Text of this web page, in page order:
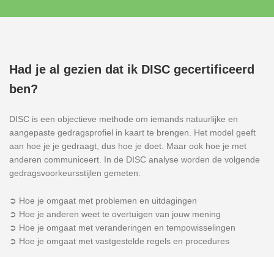
Had je al gezien dat ik DISC gecertificeerd
ben?
DISC is een objectieve methode om iemands natuurlijke en
aangepaste gedragsprofiel in kaart te brengen. Het model geeft
aan hoe je je gedraagt, dus hoe je doet. Maar ook hoe je met
anderen communiceert. In de DISC analyse worden de volgende
gedragsvoorkeursstijlen gemeten:
➲ Hoe je omgaat met problemen en uitdagingen
➲ Hoe je anderen weet te overtuigen van jouw mening
➲ Hoe je omgaat met veranderingen en tempowisselingen
➲ Hoe je omgaat met vastgestelde regels en procedures